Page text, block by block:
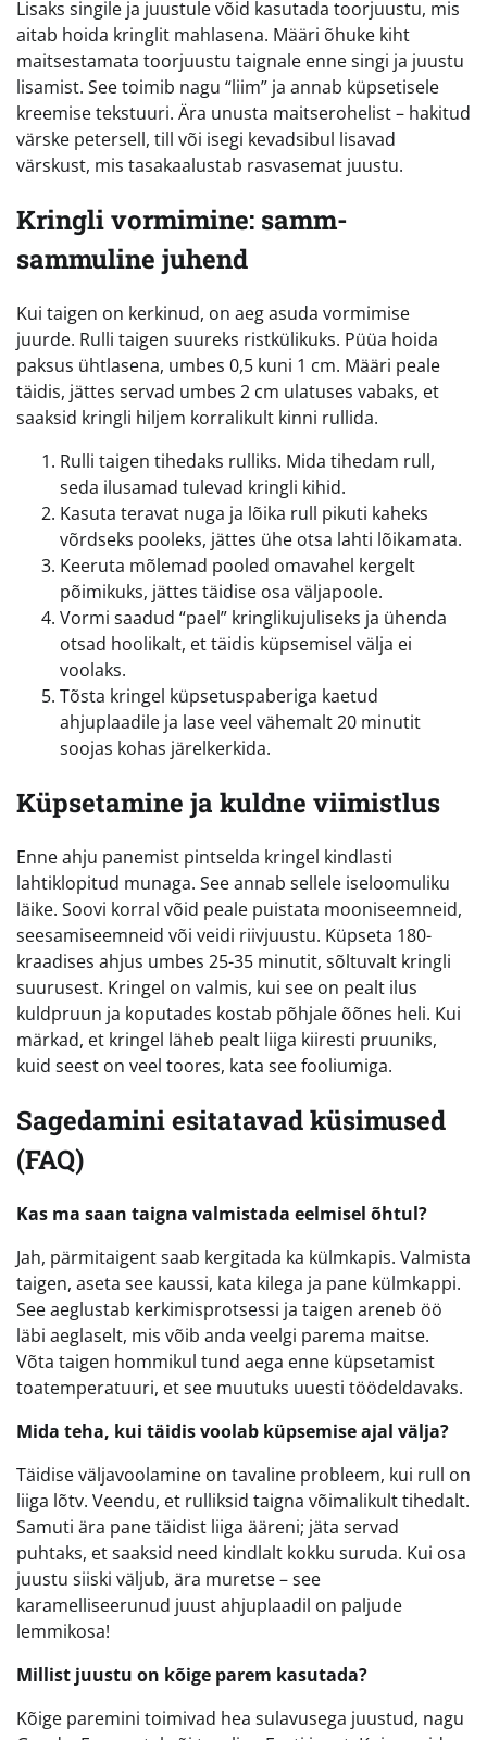
Lisaks singile ja juustule võid kasutada toorjuustu, mis
aitab hoida kringlit mahlasena. Määri õhuke kiht
maitsestamata toorjuustu taignale enne singi ja juustu
lisamist. See toimib nagu “liim” ja annab küpsetisele
kreemise tekstuuri. Ära unusta maitserohelist – hakitud
värske petersell, till või isegi kevadsibul lisavad
värskust, mis tasakaalustab rasvasemat juustu.
Kringli vormimine: samm-
sammuline juhend
Kui taigen on kerkinud, on aeg asuda vormimise
juurde. Rulli taigen suureks ristkülikuks. Püüa hoida
paksus ühtlasena, umbes 0,5 kuni 1 cm. Määri peale
täidis, jättes servad umbes 2 cm ulatuses vabaks, et
saaksid kringli hiljem korralikult kinni rullida.
Rulli taigen tihedaks rulliks. Mida tihedam rull,
seda ilusamad tulevad kringli kihid.
Kasuta teravat nuga ja lõika rull pikuti kaheks
võrdseks pooleks, jättes ühe otsa lahti lõikamata.
Keeruta mõlemad pooled omavahel kergelt
põimikuks, jättes täidise osa väljapoole.
Vormi saadud “pael” kringlikujuliseks ja ühenda
otsad hoolikalt, et täidis küpsemisel välja ei
voolaks.
Tõsta kringel küpsetuspaberiga kaetud
ahjuplaadile ja lase veel vähemalt 20 minutit
soojas kohas järelkerkida.
Küpsetamine ja kuldne viimistlus
Enne ahju panemist pintselda kringel kindlasti
lahtiklopitud munaga. See annab sellele iseloomuliku
läike. Soovi korral võid peale puistata mooniseemneid,
seesamiseemneid või veidi riivjuustu. Küpseta 180-
kraadises ahjus umbes 25-35 minutit, sõltuvalt kringli
suurusest. Kringel on valmis, kui see on pealt ilus
kuldpruun ja koputades kostab põhjale õõnes heli. Kui
märkad, et kringel läheb pealt liiga kiiresti pruuniks,
kuid seest on veel toores, kata see fooliumiga.
Sagedamini esitatavad küsimused
(FAQ)
Kas ma saan taigna valmistada eelmisel õhtul?
Jah, pärmitaigent saab kergitada ka külmkapis. Valmista
taigen, aseta see kaussi, kata kilega ja pane külmkappi.
See aeglustab kerkimisprotsessi ja taigen areneb öö
läbi aeglaselt, mis võib anda veelgi parema maitse.
Võta taigen hommikul tund aega enne küpsetamist
toatemperatuuri, et see muutuks uuesti töödeldavaks.
Mida teha, kui täidis voolab küpsemise ajal välja?
Täidise väljavoolamine on tavaline probleem, kui rull on
liiga lõtv. Veendu, et rulliksid taigna võimalikult tihedalt.
Samuti ära pane täidist liiga ääreni; jäta servad
puhtaks, et saaksid need kindlalt kokku suruda. Kui osa
juustu siiski väljub, ära muretse – see
karamelliseerunud juust ahjuplaadil on paljude
lemmikosa!
Millist juustu on kõige parem kasutada?
Kõige paremini toimivad hea sulavusega juustud, nagu